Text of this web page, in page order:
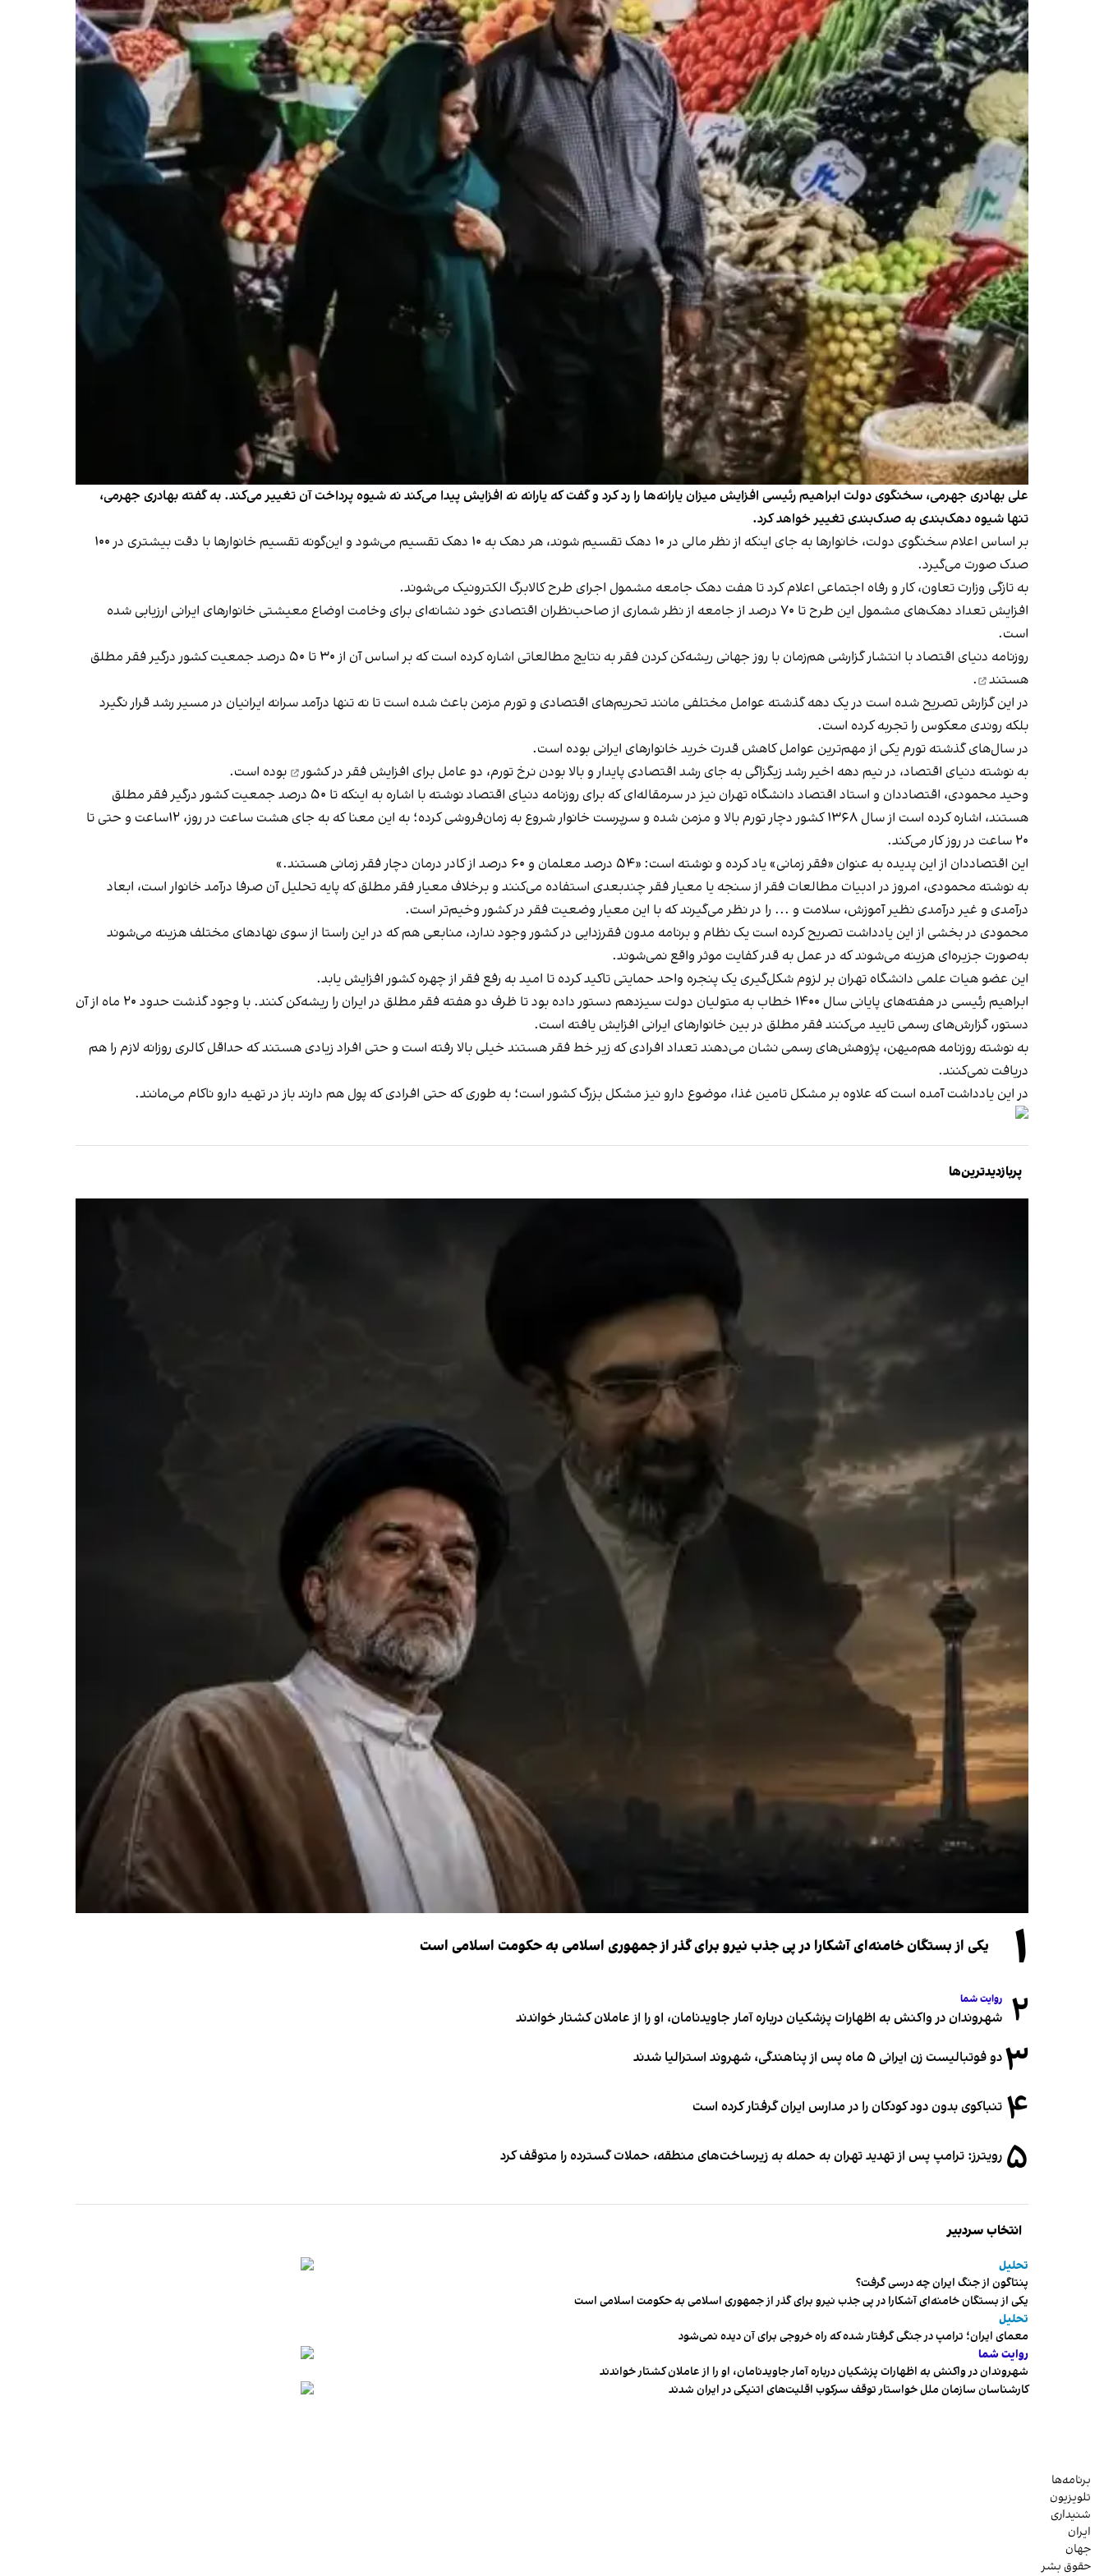
علی بهادری جهرمی، سخنگوی دولت ابراهیم رئیسی افزایش میزان یارانه‌ها را رد کرد و گفت که یارانه نه افزایش پیدا می‌کند نه شیوه پرداخت آن تغییر می‌کند. به گفته بهادری جهرمی،
تنها شیوه دهک‌بندی به صدک‌بندی تغییر خواهد کرد.
بر اساس اعلام سخنگوی دولت، خانوارها به جای اینکه از نظر مالی در ۱۰ دهک تقسیم شوند، هر دهک به ۱۰ دهک تقسیم می‌شود و این‌گونه تقسیم خانوارها با دقت بیشتری در ۱۰۰
صدک صورت می‌گیرد.
به تازگی وزارت تعاون، کار و رفاه اجتماعی اعلام کرد تا هفت دهک جامعه مشمول اجرای طرح کالابرگ الکترونیک می‌شوند.
افزایش تعداد دهک‌های مشمول این طرح تا ۷۰ درصد از جامعه از نظر شماری از صاحب‌نظران اقتصادی خود نشانه‌ای برای وخامت اوضاع معیشتی خانوارهای ایرانی ارزیابی شده
است.
روزنامه دنیای اقتصاد با انتشار گزارشی هم‌زمان با روز جهانی ریشه‌کن کردن فقر به نتایج مطالعاتی اشاره کرده است که بر اساس آن از ۳۰ تا ۵۰ درصد جمعیت کشور
درگیر فقر مطلق
هستند
.
در این گزارش تصریح شده است در یک دهه گذشته عوامل مختلفی مانند تحریم‌های اقتصادی و تورم مزمن باعث شده است تا نه تنها درآمد سرانه ایرانیان در مسیر رشد قرار نگیرد
بلکه روندی معکوس را تجربه کرده است.
در سال‌های گذشته تورم یکی از مهم‌ترین عوامل کاهش قدرت خرید خانوارهای ایرانی بوده است.
به نوشته دنیای اقتصاد، در نیم دهه اخیر رشد زیگزاگی به جای رشد اقتصادی پایدار و بالا بودن نرخ تورم، دو عامل برای افزایش فقر در کشور
بوده است.
وحید محمودی، اقتصاددان و استاد اقتصاد دانشگاه تهران نیز در سرمقاله‌ای که برای روزنامه دنیای اقتصاد نوشته با اشاره به اینکه تا ۵۰ درصد جمعیت کشور درگیر فقر مطلق
هستند، اشاره کرده است از سال ۱۳۶۸ کشور دچار تورم‌ بالا و مزمن شده و سرپرست خانوار شروع به زمان‌فروشی کرده؛ به این معنا که به جای هشت ساعت در روز، ۱۲ساعت و حتی تا
۲۰ ساعت در روز کار می‌کند.
این اقتصاددان از این پدیده به عنوان «فقر زمانی» یاد کرده و نوشته است: «۵۴ درصد معلمان و ۶۰ درصد از کادر درمان دچار فقر زمانی هستند.»
به نوشته محمودی، امروز در ادبیات مطالعات فقر از سنجه یا معیار فقر چندبعدی استفاده می‌کنند و برخلاف معیار فقر مطلق که پایه تحلیل آن صرفا درآمد خانوار است، ابعاد
درآمدی و غیر درآمدی نظیر آموزش، سلامت و ... را در نظر می‌گیرند که با این معیار وضعیت فقر در کشور وخیم‌تر است.
محمودی در بخشی از این یادداشت تصریح کرده است یک نظام و برنامه مدون فقرزدایی در کشور وجود ندارد، منابعی هم که در این راستا از سوی نهادهای مختلف هزینه می‌شوند
به‌صورت جزیره‌ای هزینه می‌شوند که در عمل به قدر کفایت موثر واقع نمی‌شوند.
این عضو هیات علمی دانشگاه تهران بر لزوم شکل‌گیری یک پنجره واحد حمایتی تاکید کرده تا امید به رفع فقر از چهره کشور افزایش یابد.
ابراهیم رئیسی در هفته‌های پایانی سال ۱۴۰۰ خطاب به متولیان دولت سیزدهم دستور داده بود تا ظرف دو هفته فقر مطلق در ایران را ریشه‌کن کنند. با وجود گذشت حدود ۲۰ ماه از آن
دستور، گزارش‌‌های رسمی تایید می‌کنند فقر مطلق در بین خانوارهای ایرانی افزایش یافته است.
به نوشته روزنامه هم‌میهن، پژوهش‌های رسمی نشان می‌دهند تعداد افرادی که زیر خط فقر هستند خیلی بالا رفته است و حتی افراد زیادی هستند که حداقل کالری روزانه لازم را هم
دریافت نمی‌کنند.
در این یادداشت آمده است که علاوه بر مشکل تامین غذا، موضوع دارو نیز مشکل بزرگ کشور است؛ به طوری که حتی افرادی که پول هم دارند باز در تهیه دارو ناکام می‌مانند.
پربازدیدترین‌ها
۱ یکی از بستگان خامنه‌ای آشکارا در پی جذب نیرو برای گذر از جمهوری اسلامی به حکومت اسلامی است
۲ روایت شما
شهروندان در واکنش به اظهارات پزشکیان درباره آمار جاویدنامان، او را از عاملان کشتار خواندند
۳دو فوتبالیست زن ایرانی ۵ ماه پس از پناهندگی، شهروند استرالیا شدند
۴ تنباکوی بدون دود کودکان را در مدارس ایران گرفتار کرده است
۵ رویترز: ترامپ پس از تهدید تهران به حمله به زیرساخت‌های منطقه، حملات گسترده را متوقف کرد
انتخاب سردبیر
تحلیل
پنتاگون از جنگ ایران چه درسی گرفت؟
یکی از بستگان خامنه‌ای آشکارا در پی جذب نیرو برای گذر از جمهوری اسلامی به حکومت اسلامی است
تحلیل
معمای ایران؛ ترامپ در جنگی گرفتار شده که راه خروجی برای آن دیده نمی‌شود
روایت شما
شهروندان در واکنش به اظهارات پزشکیان درباره آمار جاویدنامان، او را از عاملان کشتار خواندند
کارشناسان سازمان ملل خواستار توقف سرکوب اقلیت‌های اتنیکی در ایران شدند
برنامه‌ها
تلویزیون
شنیداری
ایران
جهان
حقوق بشر